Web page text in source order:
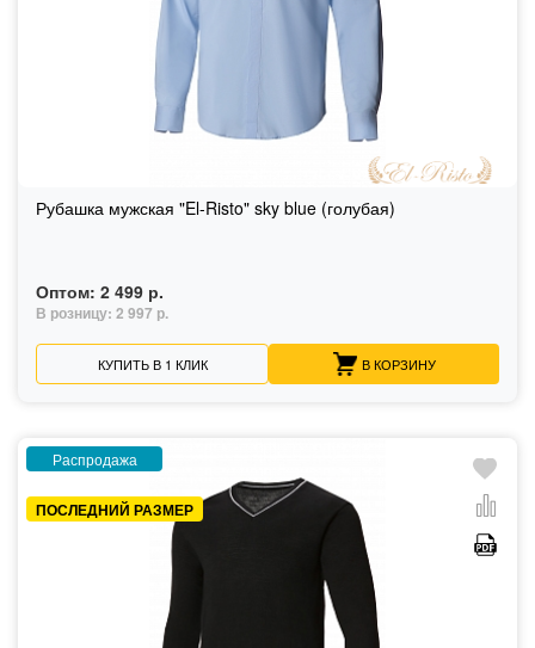
Рубашка мужская "El-Risto" sky blue (голубая)
Оптом: 2 499 р.
В розницу: 2 997 р.
КУПИТЬ В 1 КЛИК В КОРЗИНУ
Распродажа
ПОСЛЕДНИЙ РАЗМЕР